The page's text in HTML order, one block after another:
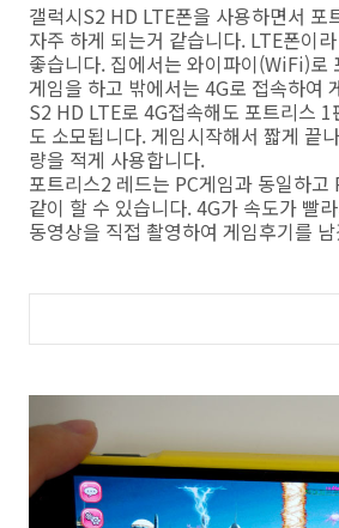
갤럭시S2 HD LTE폰을 사용하면서 포
자주 하게 되는거 같습니다. LTE폰이
좋습니다. 집에서는 와이파이(WiFi)로
게임을 하고 밖에서는 4G로 접속하여
S2 HD LTE로 4G접속해도 포트리스
도 소모됩니다. 게임시작해서 짧게 끝
량을 적게 사용합니다.
포트리스2 레드는 PC게임과 동일하고
같이 할 수 있습니다. 4G가 속도가 빨
동영상을 직접 촬영하여 게임후기를